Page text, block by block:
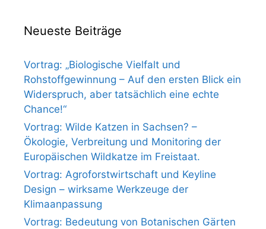
Neueste Beiträge
Vortrag: „Biologische Vielfalt und
Rohstoffgewinnung – Auf den ersten Blick ein
Widerspruch, aber tatsächlich eine echte
Chance!“
Vortrag: Wilde Katzen in Sachsen? –
Ökologie, Verbreitung und Monitoring der
Europäischen Wildkatze im Freistaat.
Vortrag: Agroforstwirtschaft und Keyline
Design – wirksame Werkzeuge der
Klimaanpassung
Vortrag: Bedeutung von Botanischen Gärten